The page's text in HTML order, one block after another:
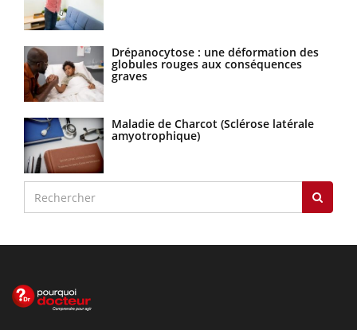
Drépanocytose : une déformation des
globules rouges aux conséquences
graves
Maladie de Charcot (Sclérose latérale
amyotrophique)